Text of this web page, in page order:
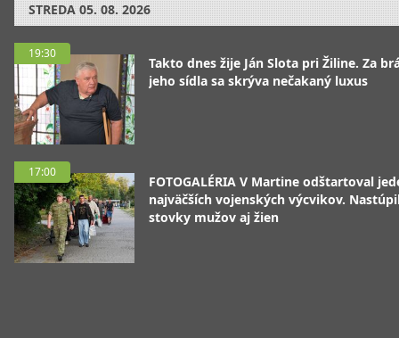
STREDA 05. 08. 2026
19:30
Takto dnes žije Ján Slota pri Žiline. Za
jeho sídla sa skrýva nečakaný luxus
17:00
FOTOGALÉRIA V Martine odštartoval
najväčších vojenských výcvikov.
stovky mužov aj žien